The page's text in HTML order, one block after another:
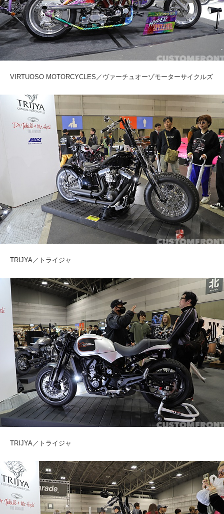
VIRTUOSO MOTORCYCLES／ヴァーチュオーゾモーターサイクルズ
TRIJYA／トライジャ
TRIJYA／トライジャ